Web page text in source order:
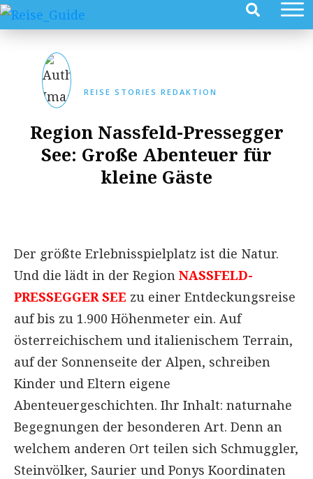
REISE STORIES REDAKTION
Region Nassfeld-Pressegger
See: Große Abenteuer für
kleine Gäste
Der größte Erlebnisspielplatz ist die Natur.
Und die lädt in der Region NASSFELD-
PRESSEGGER SEE zu einer Entdeckungsreise
auf bis zu 1.900 Höhenmeter ein. Auf
österreichischem und italienischem Terrain,
auf der Sonnenseite der Alpen, schreiben
Kinder und Eltern eigene
Abenteuergeschichten. Ihr Inhalt: naturnahe
Begegnungen der besonderen Art. Denn an
welchem anderen Ort teilen sich Schmuggler,
Steinvölker, Saurier und Ponys Koordinaten